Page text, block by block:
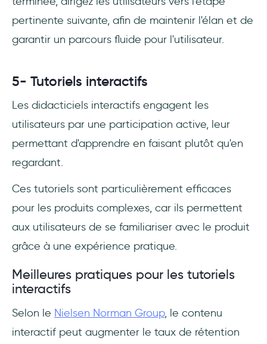
pertinente suivante, afin de maintenir l'élan et de
garantir un parcours fluide pour l'utilisateur.
5- Tutoriels interactifs
Les didacticiels interactifs engagent les
utilisateurs par une participation active, leur
permettant d'apprendre en faisant plutôt qu'en
regardant.
Ces tutoriels sont particulièrement efficaces
pour les produits complexes, car ils permettent
aux utilisateurs de se familiariser avec le produit
grâce à une expérience pratique.
Meilleures pratiques pour les tutoriels
interactifs
Selon le Nielsen Norman Group, le contenu
interactif peut augmenter le taux de rétention